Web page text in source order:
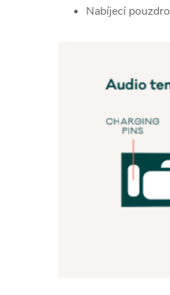
Nabíjecí pouzdro